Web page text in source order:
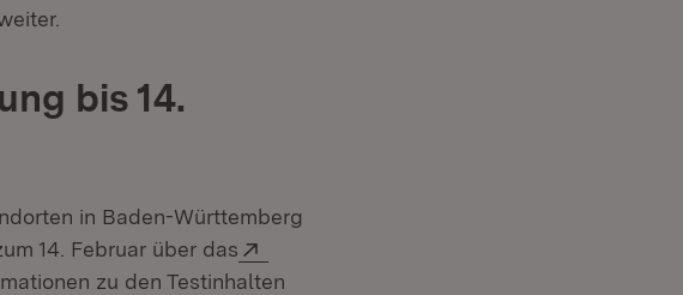
bis 14.
in Baden-Württemberg
14. Februar über das
zu den Testinhalten